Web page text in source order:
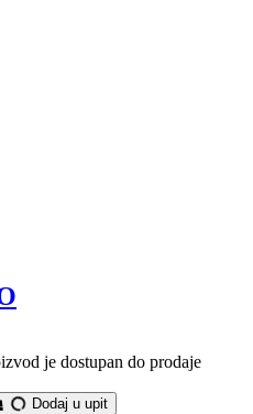
je dostupan do prodaje
Dodaj u upit